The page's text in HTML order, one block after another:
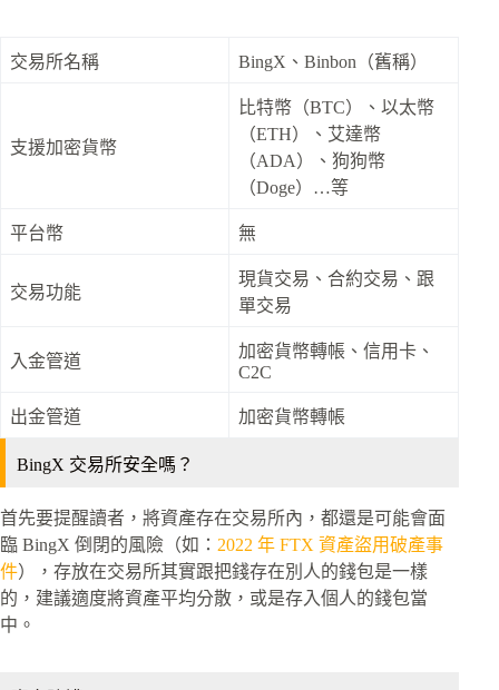
交易所名稱 BingX、Binbon（舊稱）
支援加密貨幣
比特幣（BTC）、以太幣
（ETH）、艾達幣
（ADA）、狗狗幣
（Doge）…等
平台幣 無
交易功能
現貨交易、合約交易、跟
單交易
入金管道
加密貨幣轉帳、信用卡、
C2C
出金管道 加密貨幣轉帳
BingX 交易所安全嗎？
首先要提醒讀者，將資產存在交易所內，都還是可能會面
臨 BingX 倒閉的風險（如： 2022 年 FTX 資產盜用破產事
件），存放在交易所其實跟把錢存在別人的錢包是一樣
的，建議適度將資產平均分散，或是存入個人的錢包當
中。